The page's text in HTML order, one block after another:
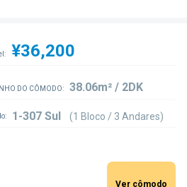
¥36,200
DO CÔMODO: 38.06m² / 2DK
1-307 Sul (1 Bloco / 3 Andares)
Ver cômodo